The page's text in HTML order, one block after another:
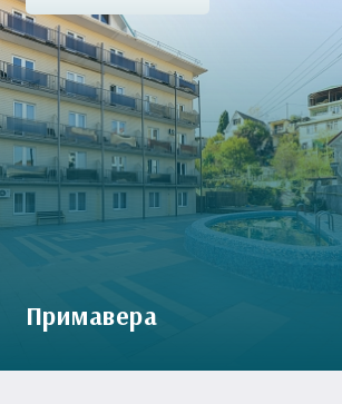
Примавера